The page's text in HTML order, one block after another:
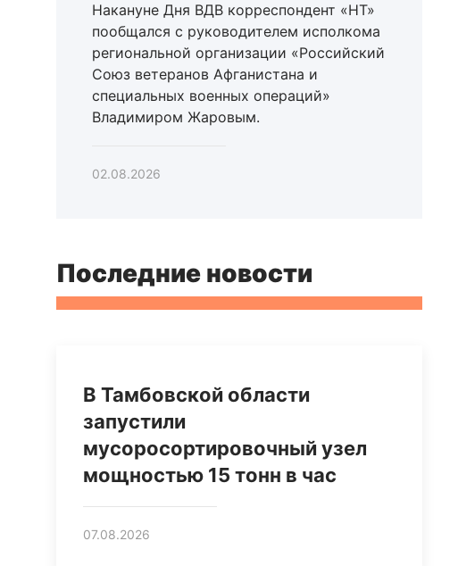
Накануне Дня ВДВ корреспондент «НТ»
пообщался с руководителем исполкома
региональной организации «Российский
Союз ветеранов Афганистана и
специальных военных операций»
Владимиром Жаровым.
02.08.2026
Последние новости
В Тамбовской области
запустили
мусоросортировочный узел
мощностью 15 тонн в час
07.08.2026